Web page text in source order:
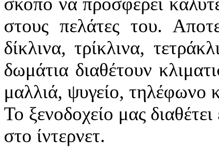
στους πελάτες του.
δίκλινα, τρίκλινα,
δωμάτια διαθέτουν
μαλλιά, ψυγείο, τηλέφωνο
Το ξενοδοχείο μας
στο ίντερνετ.